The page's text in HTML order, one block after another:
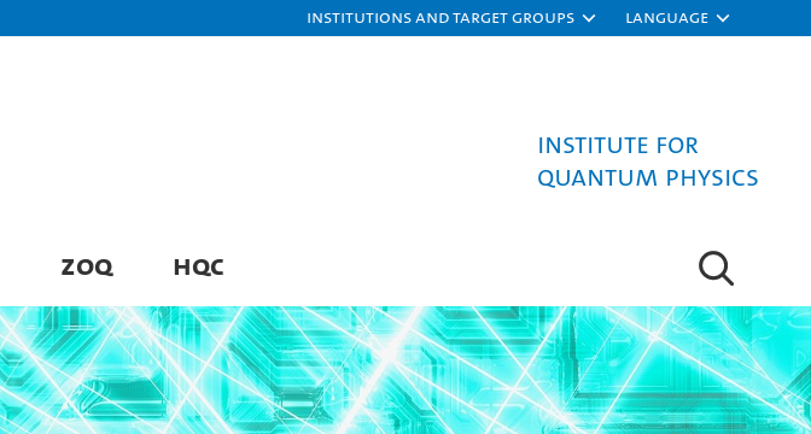
Institutions and target groups Language
Institute for
Quantum Physics
ZOQ HQC